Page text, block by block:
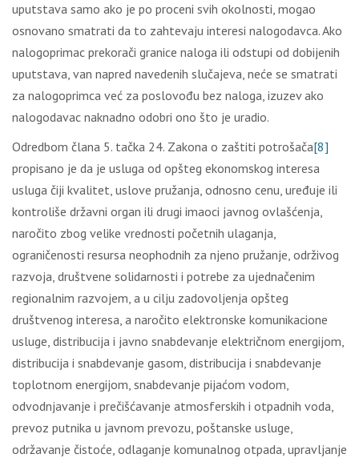
uputstava samo ako je po proceni svih okolnosti, mogao
osnovano smatrati da to zahtevaju interesi nalogodavca. Ako
nalogoprimac prekorači granice naloga ili odstupi od dobijenih
uputstava, van napred navedenih slučajeva, neće se smatrati
za nalogoprimca već za poslovođu bez naloga, izuzev ako
nalogodavac naknadno odobri ono što je uradio.
Odredbom člana 5. tačka 24. Zakona o zaštiti potrošača[8]
propisano je da je usluga od opšteg ekonomskog interesa
usluga čiji kvalitet, uslove pružanja, odnosno cenu, uređuje ili
kontroliše državni organ ili drugi imaoci javnog ovlašćenja,
naročito zbog velike vrednosti početnih ulaganja,
ograničenosti resursa neophodnih za njeno pružanje, održivog
razvoja, društvene solidarnosti i potrebe za ujednačenim
regionalnim razvojem, a u cilјu zadovolјenja opšteg
društvenog interesa, a naročito elektronske komunikacione
usluge, distribucija i javno snabdevanje električnom energijom,
distribucija i snabdevanje gasom, distribucija i snabdevanje
toplotnom energijom, snabdevanje pijaćom vodom,
odvodnjavanje i prečišćavanje atmosferskih i otpadnih voda,
prevoz putnika u javnom prevozu, poštanske usluge,
održavanje čistoće, odlaganje komunalnog otpada, upravlјanje